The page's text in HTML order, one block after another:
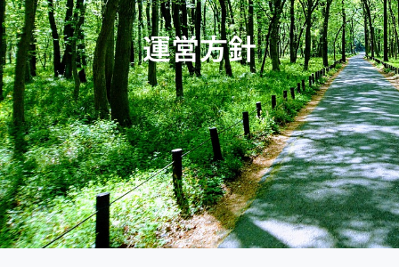
運営方針